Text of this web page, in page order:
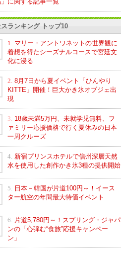
ランキング トップ10
1.
マリー・アントワネットの世界観に
着想を得たシーズナルコースで宮廷文
化に浸る
2. 8月7日から夏イベント「ひんやり
KITTE」開催！巨大かき氷オブジェ出
現
3. 18歳未満5万円、未就学児無料、フ
ァミリー応援価格で行く夏休みの日本
一周クルーズ
4. 新宿プリンスホテルで信州深層天然
水を使用した創作かき氷3種の提供開始
5.
日本－韓国が片道100円～！イース
ター航空の年間最大特価イベント
6.
片道5,780円～！スプリング・ジャパ
ンの「心弾む“食旅”応援キャンペー
ン」